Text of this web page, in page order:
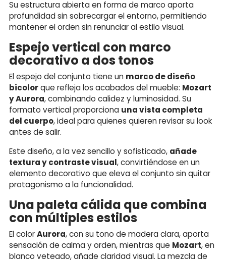
Su estructura abierta en forma de marco aporta
profundidad sin sobrecargar el entorno, permitiendo
mantener el orden sin renunciar al estilo visual.
Espejo vertical con marco
decorativo a dos tonos
El espejo del conjunto tiene un marco de diseño
bicolorque refleja los acabados del mueble: Mozart
y Aurora, combinando calidez y luminosidad. Su
formato vertical proporciona una vista completa
del cuerpo, ideal para quienes quieren revisar su look
antes de salir.
Este diseño, a la vez sencillo y sofisticado, añade
textura y contraste visual, convirtiéndose en un
elemento decorativo que eleva el conjunto sin quitar
protagonismo a la funcionalidad.
Una paleta cálida que combina
con múltiples estilos
El colorAurora, con su tono de madera clara, aporta
sensación de calma y orden, mientras que Mozart, en
blanco veteado, añade claridad visual. La mezcla de